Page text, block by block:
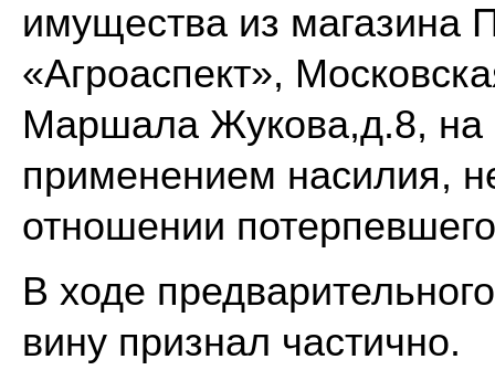
имущества из
«Агроаспект»,
Маршала Жукова,д.8, на
применением насилия,
отношении
В ходе
вину признал частично.